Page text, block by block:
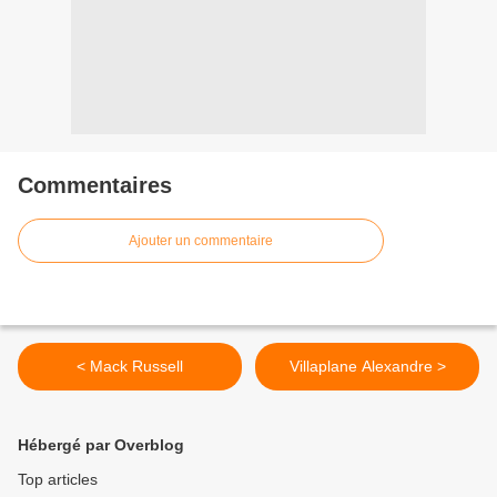
Commentaires
Ajouter un commentaire
< Mack Russell Villaplane Alexandre >
Hébergé par Overblog
Top articles